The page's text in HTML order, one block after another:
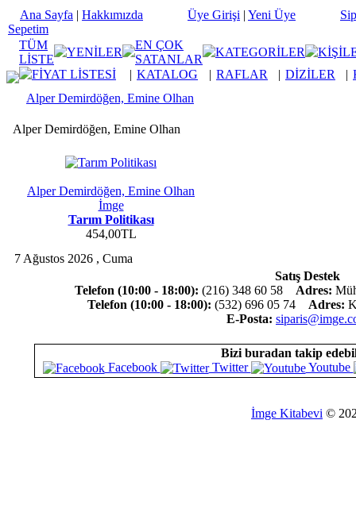
Ana Sayfa | Hakkımızda Üye Girişi | Yeni Üye
Sepetim
TÜM
LİSTE
YENİLER
EN ÇOK
SATANLAR
KATEGORİLER
FİYAT LİSTESİ
| KATALOG | RAFLAR | DİZİLER |
Alper Demirdöğen, Emine Olhan
Alper Demirdöğen, Emine Olhan
Alper Demirdöğen, Emine Olhan
İmge
Tarım Politikası
454,00TL
7 Ağustos 2026 , Cuma
Satış Destek
Telefon (10:00 - 18:00): (216) 348 60 58 Adres:
Telefon (10:00 - 18:00): (532) 696 05 74 Adres:
E-Posta:
Bizi buradan takip
Facebook
Twitter Youtube
İmge Kitabevi ©